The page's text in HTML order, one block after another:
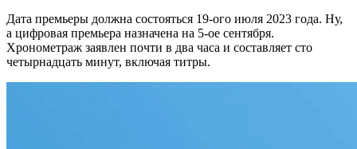
Дата премьеры должна состояться 19-ого июля 2023 года. Ну,
а цифровая премьера назначена на 5-ое сентября.
Хронометраж заявлен почти в два часа и составляет сто
четырнадцать минут, включая титры.